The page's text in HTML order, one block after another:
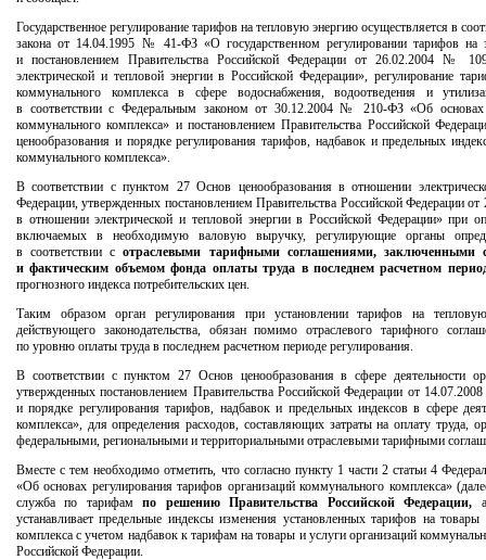
Государственное регулирование тарифов на тепловую энергию осуществляется в
закона от 14.04.1995 № 41-ФЗ «О государственном регулировании тарифов на
и постановлением Правительства Российской Федерации от 26.02.2004 №
электрической и тепловой энергии в Российской Федерации», регулирование
коммунального комплекса в сфере водоснабжения, водоотведения и
в соответствии с Федеральным законом от 30.12.2004 № 210-ФЗ «Об основах
коммунального комплекса» и постановлением Правительства Российской
ценообразования и порядке регулирования тарифов, надбавок и предельных
коммунального комплекса».
В соответствии с пунктом 27 Основ ценообразования в отношении
Федерации, утвержденных постановлением Правительства Российской Федерации
в отношении электрической и тепловой энергии в Российской Федерации» при
включаемых в необходимую валовую выручку, регулирующие органы
в соответствии сотраслевыми тарифными соглашениями, заключенными
и фактическим объемом фонда оплаты труда в последнем расчетном
прогнозного индекса потребительских цен.
Таким образом орган регулирования при установлении тарифов на
действующего законодательства, обязан помимо отраслевого тарифного
по уровню оплаты труда в последнем расчетном периоде регулирования.
В соответствии с пунктом 27 Основ ценообразования в сфере деятельности
утвержденных постановлением Правительства Российской Федерации от
и порядке регулирования тарифов, надбавок и предельных индексов в сфере
комплекса», для определения расходов, составляющих затраты на оплату труда,
федеральными, региональными и территориальными отраслевыми тарифными
Вместе с тем необходимо отметить, что согласно пункту 1 части 2 статьи 4
«Об основах регулирования тарифов организаций коммунального комплекса»
служба по тарифампо решению Правительства Российской Федерации,
устанавливает предельные индексы изменения установленных тарифов на
комплекса с учетом надбавок к тарифам на товары и услуги организаций
Российской Федерации.